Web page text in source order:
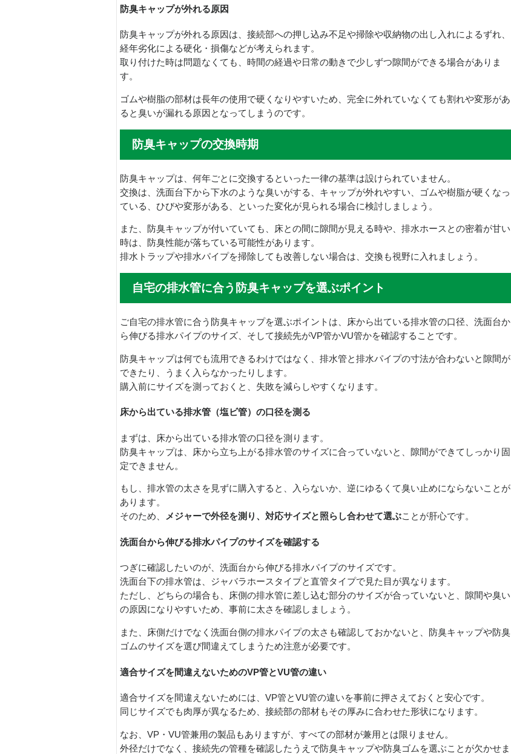
防臭キャップが外れる原因
防臭キャップが外れる原因は、接続部への押し込み不足や掃除や収納物の出し入れによるずれ、
経年劣化による硬化・損傷などが考えられます。
取り付けた時は問題なくても、時間の経過や日常の動きで少しずつ隙間ができる場合がありま
す。
ゴムや樹脂の部材は長年の使用で硬くなりやすいため、完全に外れていなくても割れや変形があ
ると臭いが漏れる原因となってしまうのです。
防臭キャップの交換時期
防臭キャップは、何年ごとに交換するといった一律の基準は設けられていません。
交換は、洗面台下から下水のような臭いがする、キャップが外れやすい、ゴムや樹脂が硬くなっ
ている、ひびや変形がある、といった変化が見られる場合に検討しましょう。
また、防臭キャップが付いていても、床との間に隙間が見える時や、排水ホースとの密着が甘い
時は、防臭性能が落ちている可能性があります。
排水トラップや排水パイプを掃除しても改善しない場合は、交換も視野に入れましょう。
自宅の排水管に合う防臭キャップを選ぶポイント
ご自宅の排水管に合う防臭キャップを選ぶポイントは、床から出ている排水管の口径、洗面台か
ら伸びる排水パイプのサイズ、そして接続先がVP管かVU管かを確認することです。
防臭キャップは何でも流用できるわけではなく、排水管と排水パイプの寸法が合わないと隙間が
できたり、うまく入らなかったりします。
購入前にサイズを測っておくと、失敗を減らしやすくなります。
床から出ている排水管（塩ビ管）の口径を測る
まずは、床から出ている排水管の口径を測ります。
防臭キャップは、床から立ち上がる排水管のサイズに合っていないと、隙間ができてしっかり固
定できません。
もし、排水管の太さを見ずに購入すると、入らないか、逆にゆるくて臭い止めにならないことが
あります。
そのため、 メジャーで外径を測り、対応サイズと照らし合わせて選ぶことが肝心です。
洗面台から伸びる排水パイプのサイズを確認する
つぎに確認したいのが、洗面台から伸びる排水パイプのサイズです。
洗面台下の排水管は、ジャバラホースタイプと直管タイプで見た目が異なります。
ただし、どちらの場合も、床側の排水管に差し込む部分のサイズが合っていないと、隙間や臭い
の原因になりやすいため、事前に太さを確認しましょう。
また、床側だけでなく洗面台側の排水パイプの太さも確認しておかないと、防臭キャップや防臭
ゴムのサイズを選び間違えてしまうため注意が必要です。
適合サイズを間違えないためのVP管とVU管の違い
適合サイズを間違えないためには、VP管とVU管の違いを事前に押さえておくと安心です。
同じサイズでも肉厚が異なるため、接続部の部材もその厚みに合わせた形状になります。
なお、VP・VU管兼用の製品もありますが、すべての部材が兼用とは限りません。
外径だけでなく、接続先の管種を確認したうえで防臭キャップや防臭ゴムを選ぶことが欠かせま